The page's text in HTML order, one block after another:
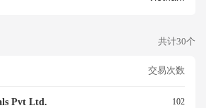
共计30个
交易次数
Pvt Ltd. 102